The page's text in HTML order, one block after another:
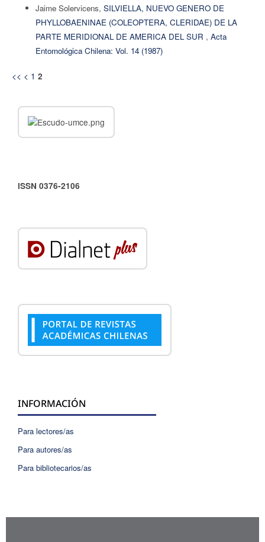
Jaime Solervicens, SILVIELLA, NUEVO GENERO DE
PHYLLOBAENINAE (COLEOPTERA, CLERIDAE) DE LA
PARTE MERIDIONAL DE AMERICA DEL SUR , Acta
Entomológica Chilena: Vol. 14 (1987)
<< < 1 2
ISSN 0376-2106
INFORMACIÓN
Para lectores/as
Para autores/as
Para bibliotecarios/as